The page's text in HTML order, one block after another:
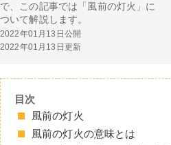
で、この記事では「風前の灯火」に
ついて解説します。
2022年01月13日公開
2022年01月13日更新
目次
風前の灯火
風前の灯火の意味とは